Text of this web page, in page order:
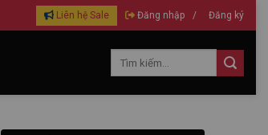
Liên hệ Sale Đăng nhập / Đăng ký